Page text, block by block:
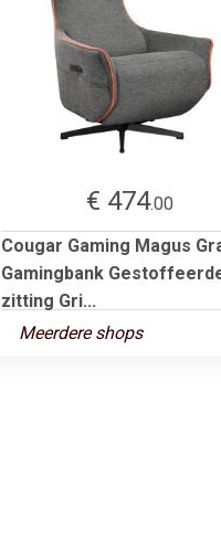
€ 474.00
Cougar Gaming Magus
Gamingbank
zitting Gri...
Meerdere shops